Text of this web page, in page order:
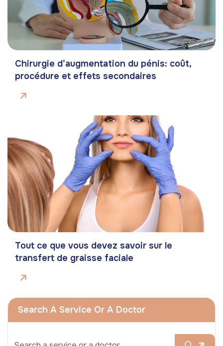
Chirurgie d’augmentation du pénis: coût,
procédure et effets secondaires
Tout ce que vous devez savoir sur le
transfert de graisse faciale
Search A Service Or A Doctor